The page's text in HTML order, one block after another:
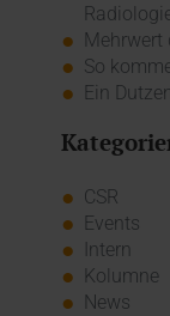
Mehrwert
So
Ein
CSR
Events
Intern
Kolumne
News